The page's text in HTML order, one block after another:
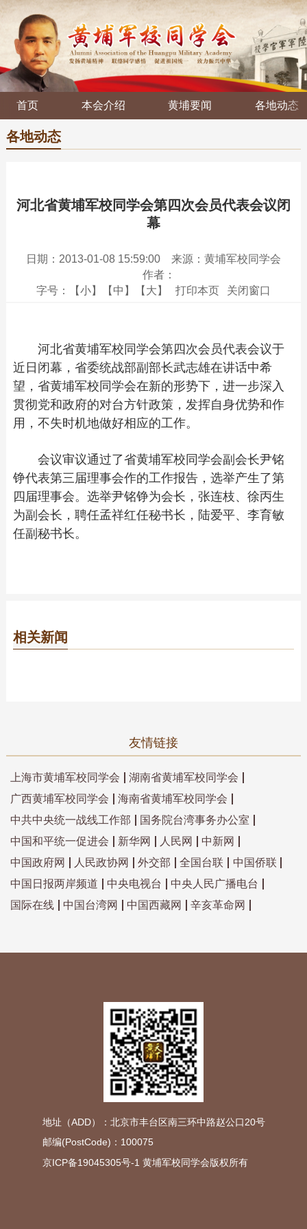
首页 本会介绍 黄埔要闻 各地动态
各地动态
河北省黄埔军校同学会第四次会员代表会议闭
幕
日期：2013-01-08 15:59:00
来源：黄埔军校同学会
作者：
字号：
【小】 【中】 【大】 打印本页 关闭窗口
河北省黄埔军校同学会第四次会员代表会议于
近日闭幕，省委统战部副部长武志雄在讲话中希
望，省黄埔军校同学会在新的形势下，进一步深入
贯彻党和政府的对台方针政策，发挥自身优势和作
用，不失时机地做好相应的工作。
会议审议通过了省黄埔军校同学会副会长尹铭
铮代表第三届理事会作的工作报告，选举产生了第
四届理事会。选举尹铭铮为会长，张连枝、徐丙生
为副会长，聘任孟祥红任秘书长，陆爱平、李育敏
任副秘书长。
相关新闻
友情链接
上海市黄埔军校同学会
湖南省黄埔军校同学会
广西黄埔军校同学会
海南省黄埔军校同学会
中共中央统一战线工作部
国务院台湾事务办公室
中国和平统一促进会
新华网 人民网
中新网
中国政府网
人民政协网 外交部 全国台联
中国侨联
中国日报两岸频道
中央电视台
中央人民广播电台
国际在线
中国台湾网 中国西藏网 辛亥革命网
地址（ADD）：北京市丰台区南三环中路赵公口20号
邮编(PostCode)：100075
京ICP备19045305号-1 黄埔军校同学会版权所有